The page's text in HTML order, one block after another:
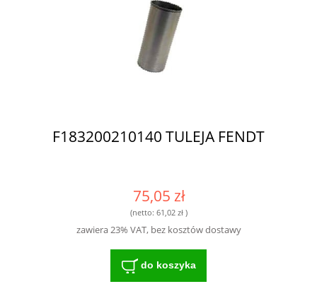
F183200210140 TULEJA FENDT
75,05 zł
(netto: 61,02 zł)
zawiera 23% VAT, bez kosztów dostawy
do koszyka